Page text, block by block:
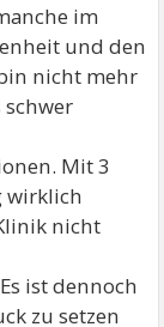
im
und den
nicht mehr
Mit 3
wirklich
nicht
ist dennoch
zu setzen